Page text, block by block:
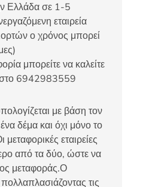
Ελλάδα σε 1-5
εταιρεία
ο χρόνος μπορεί
μπορείτε να καλείτε
6942983559
με βάση τον
δέμα και όχι μόνο το
εταιρείες
από τα δύο, ώστε να
μεταφοράς.Ο
τις